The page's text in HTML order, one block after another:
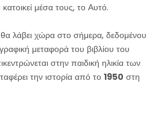
μέσα τους, το Αυτό.
θα λάβει χώρα στο σήμερα, δεδομένου
μεταφορά του βιβλίου του
στην παιδική ηλικία των
την ιστορία από το 1950 στη